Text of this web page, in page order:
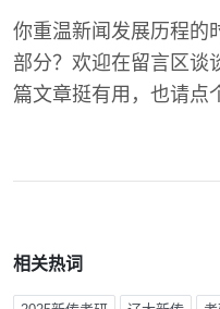
你重温新闻发展历程的
部分？欢迎在留言区谈
篇文章挺有用，也请点
相关热词